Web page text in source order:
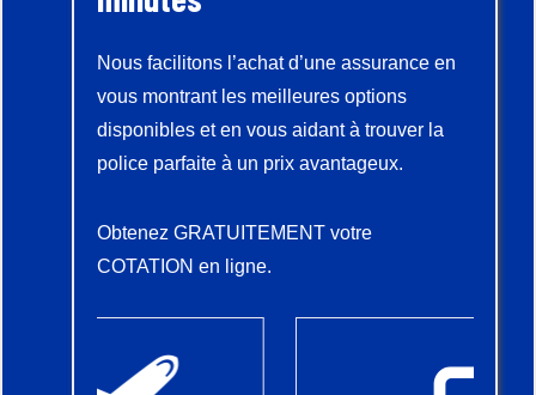
Nous facilitons l’achat d’une assurance en
vous montrant les meilleures options
disponibles et en vous aidant à trouver la
police parfaite à un prix avantageux.
Obtenez GRATUITEMENT votre
COTATION en ligne.